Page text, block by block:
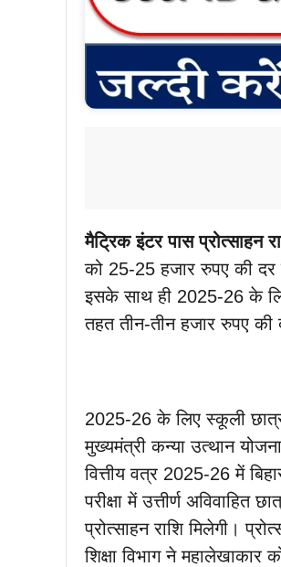
मैट्रिक इंटर पास प्रोत्साहन
को 25-25 हजार रुपए की दर
इसके साथ ही 2025-26 के
तहत तीन-तीन हजार रुपए
2025-26 के लिए स्कूली
मुख्यमंत्री कन्या उत्थान
वित्तीय वत्र 2025-26 में
परीक्षा में उत्तीर्ण
प्रोत्साहन राशि मिलेगी।
शिक्षा विभाग ने महालेखाकार